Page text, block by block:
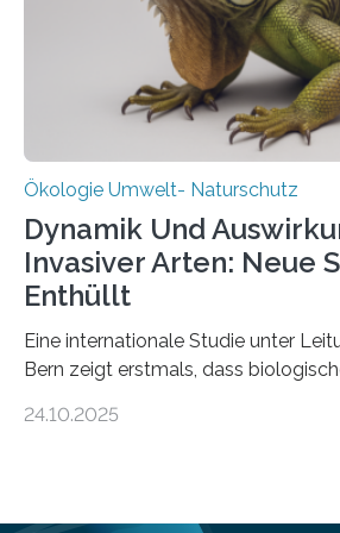
in den vergangenen fünf Jahren von
Wissenschaftlerinnen und
Thünen-Instituts für
Ökologie Umwelt- Naturschutz
Dynamik Und
Invasiver Arten: Neue
Enthüllt
Eine internationale Studie unter
Bern zeigt erstmals, dass
Einige Auswirkungen, insbesondere
24.10.2025